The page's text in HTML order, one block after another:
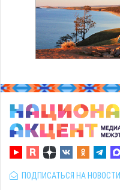
ПОДПИСАТЬСЯ НА НОВОСТИ